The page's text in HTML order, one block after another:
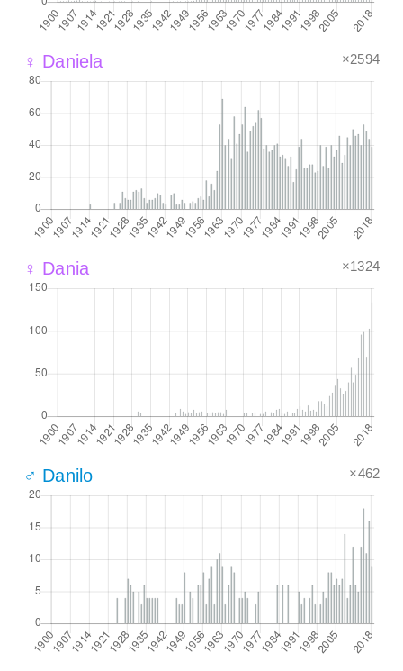
♀ Daniela ×2594
♀ Dania ×1324
♂ Danilo ×462